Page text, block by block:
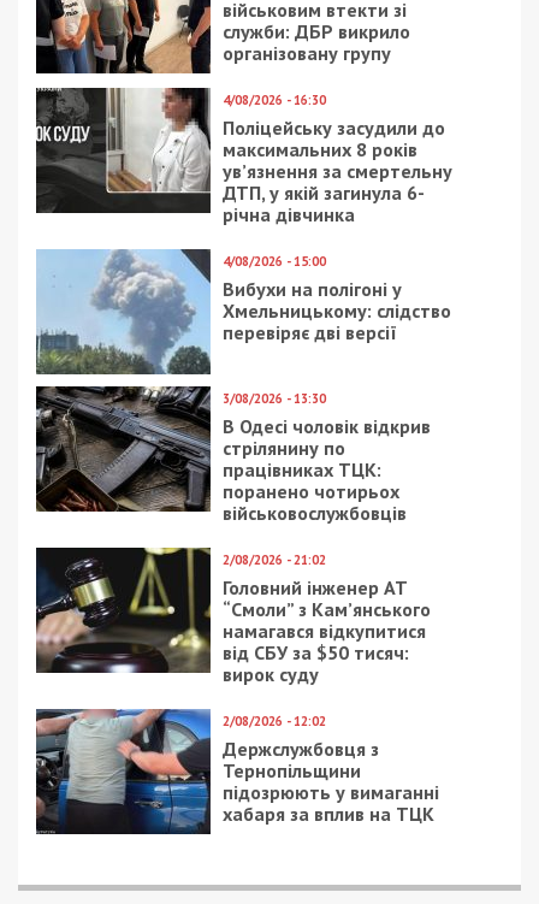
20/06/2023 - 8:17
Реконструкція
«Авангарду»: мешканці
очікують на
відновлення
легендарного стадіону
13/03/2018 - 15:30
В Днепре родители
пропавшего мальчика
8/08/2026 - 13:00
Військовослужбовець і троє цивільних заробляли на